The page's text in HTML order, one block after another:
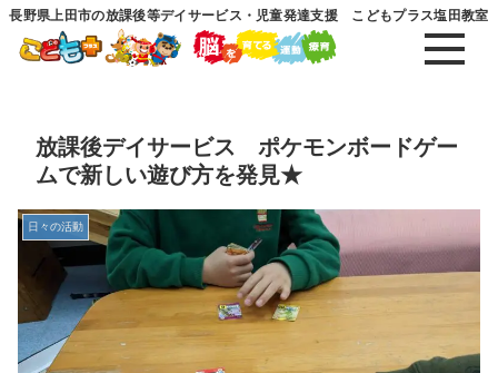
長野県上田市の放課後等デイサービス・児童発達支援 こどもプラス塩田教室
放課後デイサービス ポケモンボードゲー
ムで新しい遊び方を発見★
日々の活動